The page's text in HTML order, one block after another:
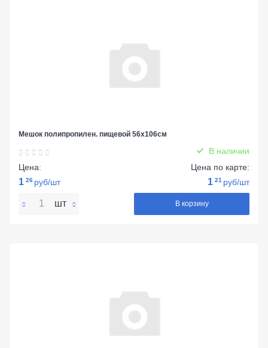
Мешок полипропилен. пищевой 56х106см
В наличии
Цена:
1 26 руб/шт
Цена по карте:
1 21 руб/шт
шт В корзину